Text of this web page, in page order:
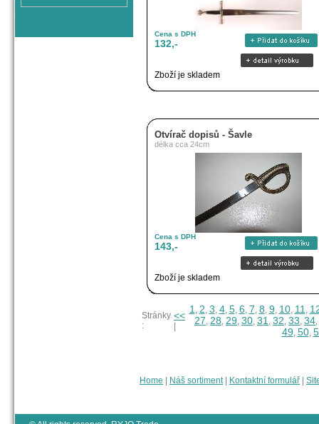
Cena s DPH
132,-
Zboží je skladem
Otvírač dopisů - Šavle
délka cca 24cm
Cena s DPH
143,-
Zboží je skladem
Stránky
:
<<
1, 2, 3, 4, 5, 6, 7, 8, 9, 10, 11,
27, 28, 29, 30, 31 , 32, 33, 34,
49, 50,
Home Náš sortiment| Kontaktní formulář